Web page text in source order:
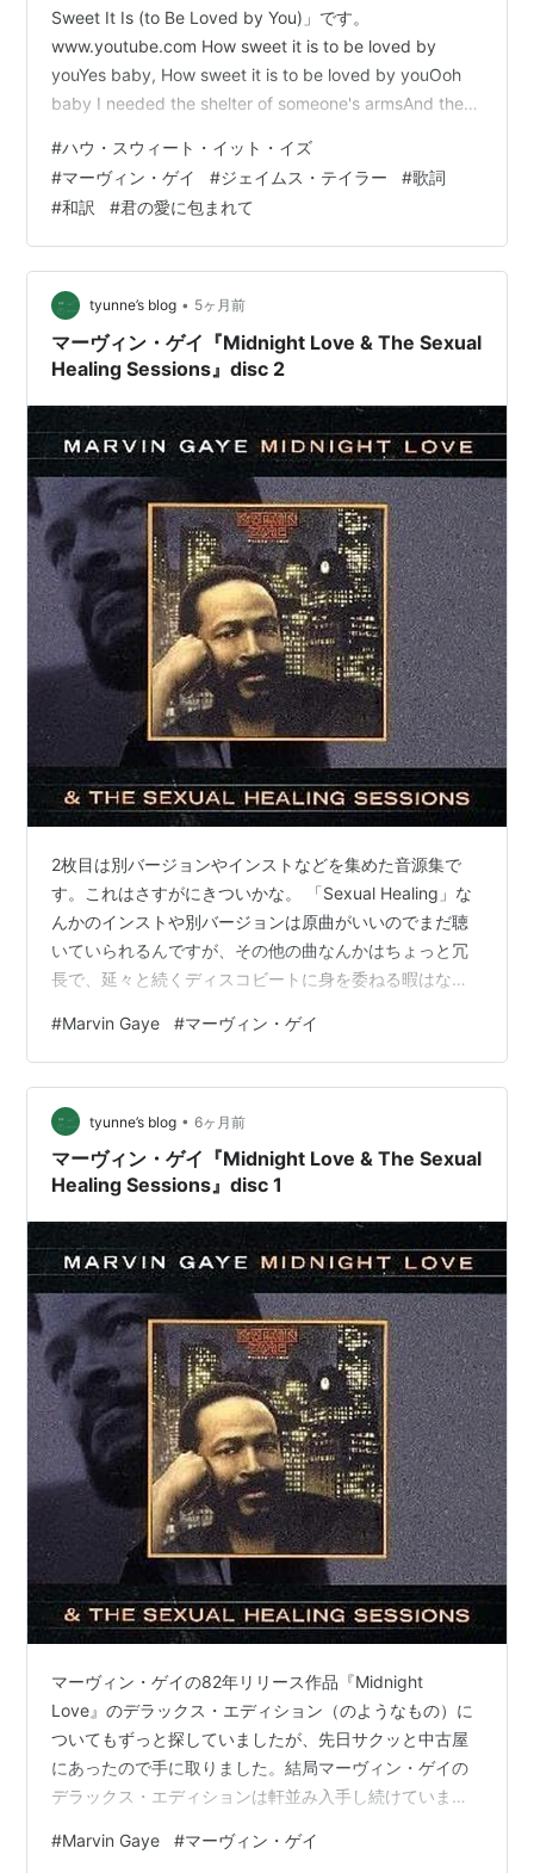
Sweet It Is (to Be Loved by You)」です。
www.youtube.com How sweet it is to be loved by
youYes baby, How sweet it is to be loved by youOoh
baby I needed the shelter of someone's armsAnd there
downsAnd there you wereWith sweet l…
#ハウ・スウィート・イット・イズ
#マーヴィン・ゲイ #ジェイムス・テイラー #歌詞
#和訳 #君の愛に包まれて
tyunne’s blog • 5ヶ月前
マーヴィン・ゲイ『Midnight Love & The Sexual
Healing Sessions』disc 2
2枚目は別バージョンやインストなどを集めた音源集で
す。これはさすがにきついかな。 「Sexual Healing」な
んかのインストや別バージョンは原曲がいいのでまだ聴
いていられるんですが、その他の曲なんかはちょっと冗
長で、延々と続くディスコビートに身を委ねる暇はな
在のCDが売れなくなった時代にはもう発売されにくくな
ってきていて、最近ではライブ音源とのセットが主流と
なってきている感があります。 これを聴いて果たしてど
うする？という感じですが、オリジナルアルバムが完成
していく過程を一緒に楽しむ、という時間を過ごしてい
る程今の人は寛容ではないかな、…
#Marvin Gaye #マーヴィン・ゲイ
tyunne’s blog • 6ヶ月前
マーヴィン・ゲイ『Midnight Love & The Sexual
Healing Sessions』disc 1
マーヴィン・ゲイの82年リリース作品『Midnight
Love』のデラックス・エディション（のようなもの）に
ついてもずっと探していましたが、先日サクッと中古屋
にあったので手に取りました。結局マーヴィン・ゲイの
デラックス・エディションは軒並み入手し続けています
くとも「Sexual Healing」を聴いている限りは、こんな
#Marvin Gaye #マーヴィン・ゲイ